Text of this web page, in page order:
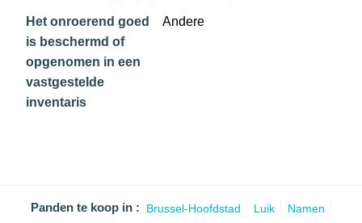
Het onroerend goed
is beschermd of
opgenomen in een
vastgestelde
inventaris
Andere
Panden te koop in : Brussel-Hoofdstad Luik
Namen